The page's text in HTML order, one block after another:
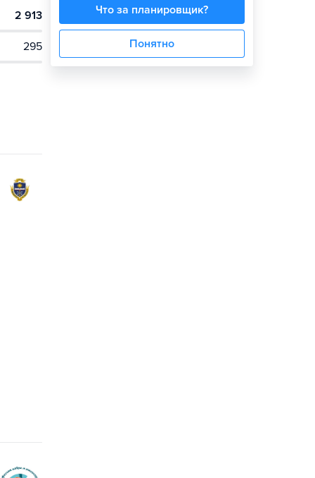
2 913
295
Что за планировщик?
Понятно